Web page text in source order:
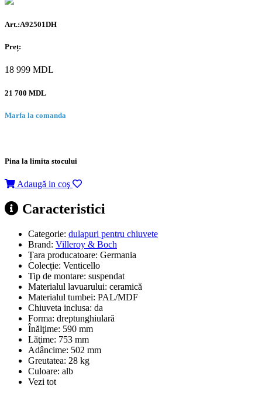
Art.:A92501DH
Preț:
18 999 MDL
21 700 MDL
Marfa la comanda
Pina la limita stocului
Adaugă in coş
Caracteristici
Categorie: dulapuri pentru chiuvete
Brand: Villeroy & Boch
Țara producatoare: Germania
Colecție: Venticello
Tip de montare: suspendat
Materialul lavuarului: ceramică
Materialul tumbei: PAL/MDF
Chiuveta inclusa: da
Forma: dreptunghiulară
Înălţime: 590 mm
Lăţime: 753 mm
Adâncime: 502 mm
Greutatea: 28 kg
Culoare: alb
Vezi tot